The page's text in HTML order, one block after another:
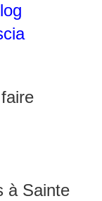
à Sainte